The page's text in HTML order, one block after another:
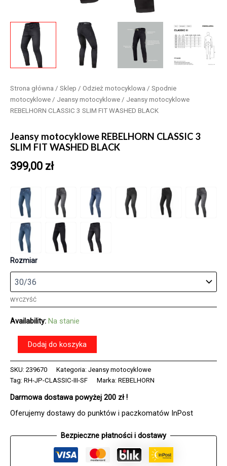
Strona główna / Sklep / Odzież motocyklowa / Spodnie
motocyklowe / Jeansy motocyklowe / Jeansy motocyklowe
REBELHORN CLASSIC 3 SLIM FIT WASHED BLACK
Jeansy motocyklowe REBELHORN CLASSIC 3
SLIM FIT WASHED BLACK
399,00 zł
Rozmiar
WYCZYŚĆ
Availability: Na stanie
motocyklowe
REBELHORN
CLASSIC
SLIM
FIT
Dodaj do koszyka
SKU: 239670 Kategoria: Jeansy motocyklowe
Tag: RH-JP-CLASSIC-III-SF Marka: REBELHORN
Darmowa dostawa powyżej 200 zł !
Oferujemy dostawy do punktów i paczkomatów InPost
Bezpieczne płatności i dostawy